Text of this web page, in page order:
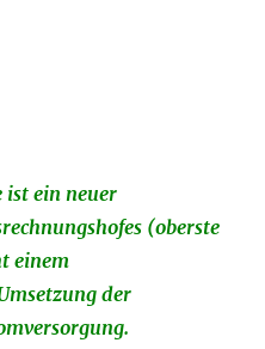
ist ein neuer
(oberste
einem
der